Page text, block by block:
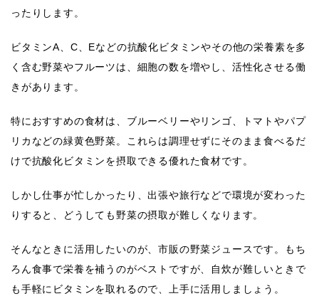
ったりします。
ビタミンA、C、Eなどの抗酸化ビタミンやその他の栄養素を多
く含む野菜やフルーツは、細胞の数を増やし、活性化させる働
きがあります。
特におすすめの食材は、ブルーベリーやリンゴ、トマトやパプ
リカなどの緑黄色野菜。これらは調理せずにそのまま食べるだ
けで抗酸化ビタミンを摂取できる優れた食材です。
しかし仕事が忙しかったり、出張や旅行などで環境が変わった
りすると、どうしても野菜の摂取が難しくなります。
そんなときに活用したいのが、市販の野菜ジュースです。もち
ろん食事で栄養を補うのがベストですが、自炊が難しいときで
も手軽にビタミンを取れるので、上手に活用しましょう。